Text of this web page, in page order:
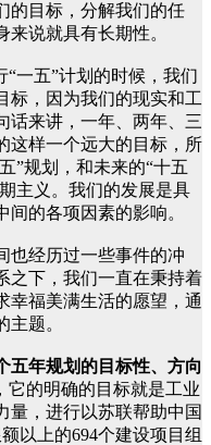
的目标，分解我们的任
说就具有长期性。
“一五”计划的时候，我们
标，因为我们的现实和工
话来讲，一年、两年、三
这样一个远大的目标，所
”规划，和未来的“十五
主义。我们的发展是具
的各项因素的影响。
也经历过一些事件的冲
之下，我们一直在秉持着
幸福美满生活的愿望，通
题。
五年规划的目标性、方向
它的明确的目标就是工业
量，进行以苏联帮助中国
以上的694个建设项目组